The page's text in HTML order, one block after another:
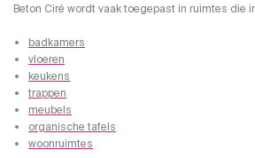
Beton Ciré wordt vaak toegepast in ruimtes die
badkamers
vloeren
keukens
trappen
meubels
organische tafels
woonruimtes